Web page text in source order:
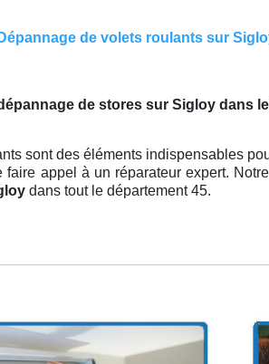
de volets roulants sur
de stores sur Sigloy dans
sont des éléments indispensables
faire appel à un réparateur expert.
dans tout le département 45.